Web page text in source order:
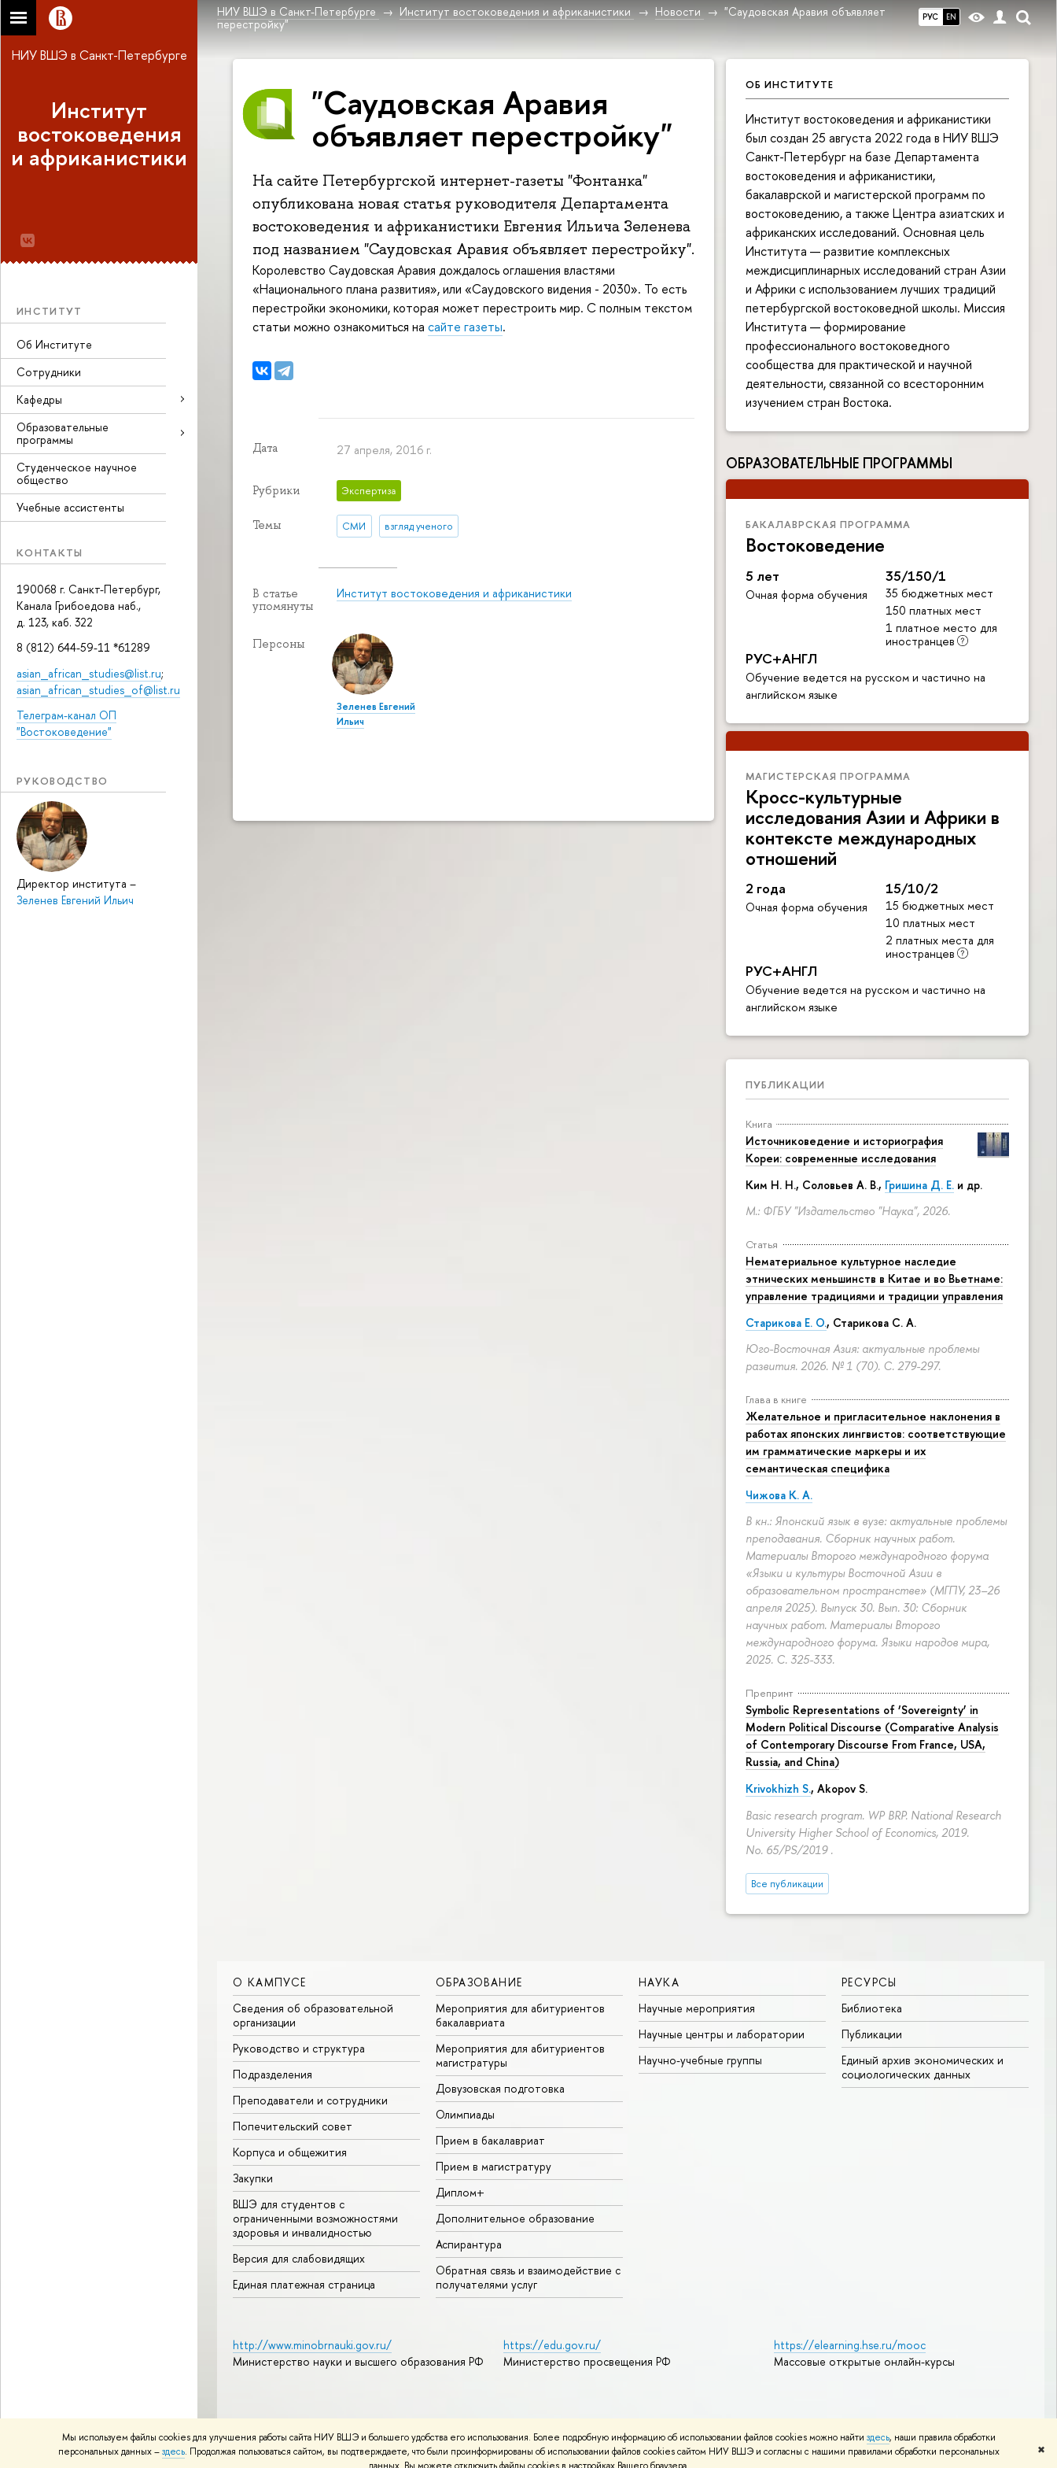
Мы используем файлы cookies для улучшения работы сайта НИУ ВШЭ и большего удобства его использования. Более подробную информацию об использовании файлов cookies можно найти здесь, наши правила обработки
персональных данных –здесь. Продолжая пользоваться сайтом, вы подтверждаете, что были проинформированы об использовании файлов cookies сайтом НИУ ВШЭ и согласны с нашими правилами обработки персональных
✖
РУС EN
НИУ ВШЭ в Санкт-Петербурге Институт востоковедения и африканистики Новости
"Саудовская Аравия объявляет
перестройку"
НИУ ВШЭ в Санкт-Петербурге
Институт
востоковедения
и африканистики
ИНСТИТУТ
Об Институте
Сотрудники
Кафедры
Образовательные
программы
Студенческое научное
общество
Учебные ассистенты
КОНТАКТЫ
190068 г. Санкт-Петербург,
Канала Грибоедова наб.,
д. 123, каб. 322
8 (812) 644-59-11 *61289
asian_african_studies@list.ru;
asian_african_studies_of@list.ru
Телеграм-канал ОП
"Востоковедение"
РУКОВОДСТВО
Директор института –
Зеленев Евгений Ильич
ОБ ИНСТИТУТЕ
Институт востоковедения и африканистики
был создан 25 августа 2022 года в НИУ ВШЭ
Санкт-Петербург на базе Департамента
востоковедения и африканистики,
бакалаврской и магистерской программ по
востоковедению, а также Центра азиатских и
африканских исследований. Основная цель
Института — развитие комплексных
междисциплинарных исследований стран Азии
и Африки с использованием лучших традиций
петербургской востоковедной школы. Миссия
Института — формирование
профессионального востоковедного
сообщества для практической и научной
деятельности, связанной со всесторонним
изучением стран Востока.
ОБРАЗОВАТЕЛЬНЫЕ ПРОГРАММЫ
БАКАЛАВРСКАЯ ПРОГРАММА
Востоковедение
5 лет
Очная форма обучения
35/150/1
35 бюджетных мест
150 платных мест
1 платное место для
иностранцев
РУС+АНГЛ
Обучение ведется на русском и частично на
английском языке
МАГИСТЕРСКАЯ ПРОГРАММА
Кросс-культурные
исследования Азии и Африки в
контексте международных
отношений
2 года
Очная форма обучения
15/10/2
15 бюджетных мест
10 платных мест
2 платных места для
иностранцев
РУС+АНГЛ
Обучение ведется на русском и частично на
английском языке
ПУБЛИКАЦИИ
Книга
Источниковедение и историография
Кореи: современные исследования
Ким Н. Н., Соловьев А. В., Гришина Д. Е. и др.
М.: ФГБУ "Издательство "Наука", 2026.
Статья
Нематериальное культурное наследие
этнических меньшинств в Китае и во Вьетнаме:
управление традициями и традиции управления
Старикова Е. О., Старикова С. А.
Юго-Восточная Азия: актуальные проблемы
развития. 2026. № 1 (70). С. 279-297.
Глава в книге
Желательное и пригласительное наклонения в
работах японских лингвистов: соответствующие
им грамматические маркеры и их
семантическая специфика
Чижова К. А.
В кн.: Японский язык в вузе: актуальные проблемы
преподавания. Сборник научных работ.
Материалы Второго международного форума
«Языки и культуры Восточной Азии в
образовательном пространстве» (МГПУ, 23–26
апреля 2025). Выпуск 30. Вып. 30: Сборник
научных работ. Материалы Второго
международного форума. Языки народов мира,
2025. С. 325-333.
Препринт
Symbolic Representations of ‘Sovereignty’ in
Modern Political Discourse (Comparative Analysis
of Contemporary Discourse From France, USA,
Russia, and China)
Krivokhizh S., Akopov S.
Basic research program. WP BRP. National Research
University Higher School of Economics, 2019.
No. 65/PS/2019 .
Все публикации
"Саудовская Аравия
объявляет перестройку"
На сайте Петербургской интернет-газеты "Фонтанка"
опубликована новая статья руководителя Департамента
востоковедения и африканистики Евгения Ильича Зеленева
под названием "Саудовская Аравия объявляет перестройку".
Королевство Саудовская Аравия дождалось оглашения властями
«Национального плана развития», или «Саудовского видения - 2030». То есть
перестройки экономики, которая может перестроить мир. С полным текстом
статьи можно ознакомиться на сайте газеты.
Дата 27 апреля, 2016 г.
Рубрики Экспертиза
Темы СМИ взгляд ученого
В статье
упомянуты
Институт востоковедения и африканистики
Персоны
Зеленев Евгений
Ильич
О КАМПУСЕ
Сведения об образовательной
организации
Руководство и структура
Подразделения
Преподаватели и сотрудники
Попечительский совет
Корпуса и общежития
Закупки
ВШЭ для студентов с
ограниченными возможностями
здоровья и инвалидностью
Версия для слабовидящих
Единая платежная страница
ОБРАЗОВАНИЕ
Мероприятия для абитуриентов
бакалавриата
Мероприятия для абитуриентов
магистратуры
Довузовская подготовка
Олимпиады
Прием в бакалавриат
Прием в магистратуру
Диплом+
Дополнительное образование
Аспирантура
Обратная связь и взаимодействие с
получателями услуг
НАУКА
Научные мероприятия
Научные центры и лаборатории
Научно-учебные группы
РЕСУРСЫ
Библиотека
Публикации
Единый архив экономических и
социологических данных
http://www.minobrnauki.gov.ru/
Министерство науки и высшего образования РФ
https://edu.gov.ru/
Министерство просвещения РФ
https://elearning.hse.ru/mooc
Массовые открытые онлайн-курсы
Политика конфиденциальностиКарта сайта